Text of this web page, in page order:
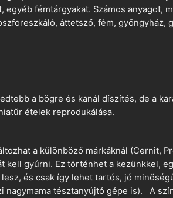
fémtárgyakat. Számos anyagot,
áttetsző, fém, gyöngyház,
a bögre és kanál díszítés, de a
ételek reprodukálása.
a különböző márkáknál (Cernit,
gyúrni. Ez történhet a kezünkkel,
és csak így lehet tartós, jó
tésztanyújtó gépe is). A